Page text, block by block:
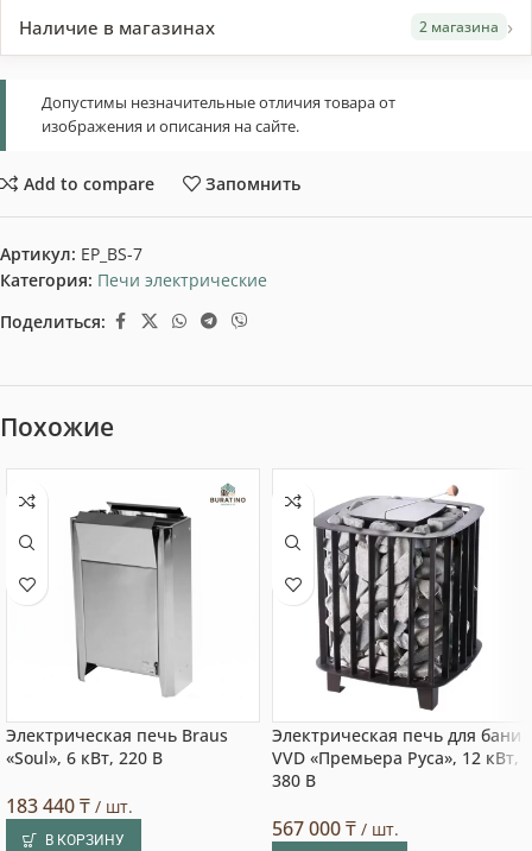
Наличие в магазинах 2 магазина ›
Допустимы незначительные отличия товара от
изображения и описания на сайте.
Add to compare Запомнить
Артикул: EP_BS-7
Категория: Печи электрические
Поделиться:
Похожие
Электрическая печь Braus
«Soul», 6 кВт, 220 В
183 440₸ / шт.
В КОРЗИНУ
Электрическая печь для бани
VVD «Премьера Руса», 12 кВт,
380 В
567 000₸ / шт.